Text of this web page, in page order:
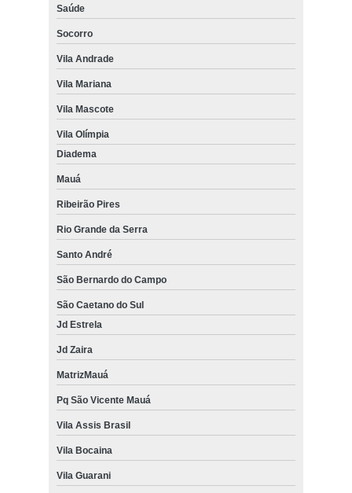
Saúde
Socorro
Vila Andrade
Vila Mariana
Vila Mascote
Vila Olímpia
Diadema
Mauá
Ribeirão Pires
Rio Grande da Serra
Santo André
São Bernardo do Campo
São Caetano do Sul
Jd Estrela
Jd Zaira
MatrizMauá
Pq São Vicente Mauá
Vila Assis Brasil
Vila Bocaina
Vila Guarani